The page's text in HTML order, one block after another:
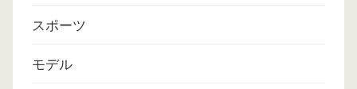
スポーツ
モデル